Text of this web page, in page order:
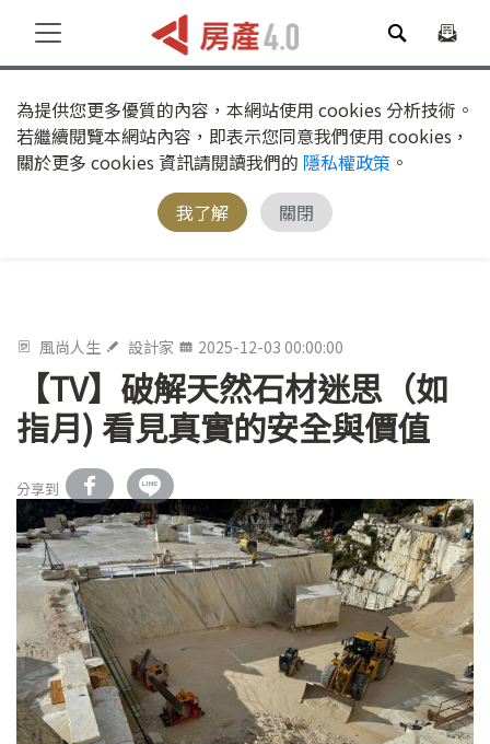
為提供您更多優質的內容，本網站使用 cookies 分析技術。
若繼續閱覽本網站內容，即表示您同意我們使用 cookies，
關於更多 cookies 資訊請閱讀我們的 隱私權政策 。
我了解
關閉
風尚人生 設計家 2025-12-03 00:00:00
【TV】破解天然石材迷思（如
指月) 看見真實的安全與價值
分享到